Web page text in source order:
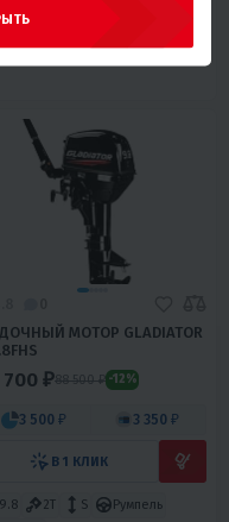
9
Китай
МОТОР GLADIATOR
700 ₽88 500 ₽ -12%
3 500 ₽ 3 350 ₽
В 1 КЛИК
9.8 2T S
Румпель